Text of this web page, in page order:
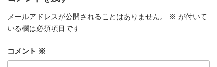
メールアドレスが公開されることはありません。 ※ が付いて
いる欄は必須項目です
コメント ※